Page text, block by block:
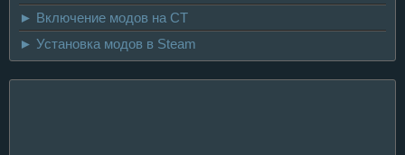
► Включение модов на CT
► Установка модов в Steam